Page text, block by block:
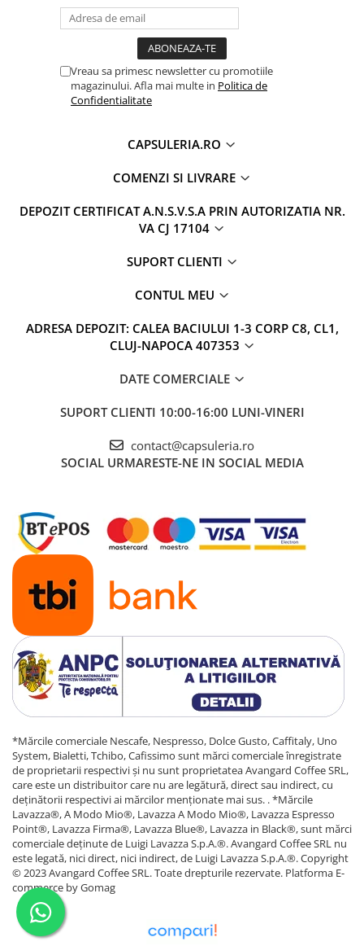
Vreau sa primesc newsletter cu promotiile
magazinului. Afla mai multe in Politica de
Confidentialitate
CAPSULERIA.RO
COMENZI SI LIVRARE
DEPOZIT CERTIFICAT A.N.S.V.S.A PRIN AUTORIZATIA NR.
VA CJ 17104
SUPORT CLIENTI
CONTUL MEU
ADRESA DEPOZIT: CALEA BACIULUI 1-3 CORP C8, CL1,
CLUJ-NAPOCA 407353
DATE COMERCIALE
SUPORT CLIENTI 10:00-16:00 LUNI-VINERI
contact@capsuleria.ro
SOCIAL URMARESTE-NE IN SOCIAL MEDIA
*Mărcile comerciale Nescafe, Nespresso, Dolce Gusto, Caffitaly, Uno
System, Bialetti, Tchibo, Cafissimo sunt mărci comerciale înregistrate
de proprietarii respectivi și nu sunt proprietatea Avangard Coffee SRL,
care este un distribuitor care nu are legătură, direct sau indirect, cu
deținătorii respectivi ai mărcilor menționate mai sus. . *Mărcile
Lavazza®, A Modo Mio®, Lavazza A Modo Mio®, Lavazza Espresso
Point®, Lavazza Firma®, Lavazza Blue®, Lavazza in Black®, sunt mărci
comerciale deținute de Luigi Lavazza S.p.A.®. Avangard Coffee SRL nu
este legată, nici direct, nici indirect, de Luigi Lavazza S.p.A.®. Copyright
© 2023 Avangard Coffee SRL. Toate drepturile rezervate. Platforma E-
commerce by Gomag